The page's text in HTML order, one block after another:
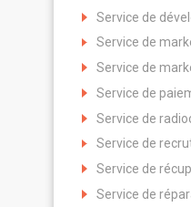
Service de
Service de
Service de
Service de
Service de
Service de
Service de
Service de